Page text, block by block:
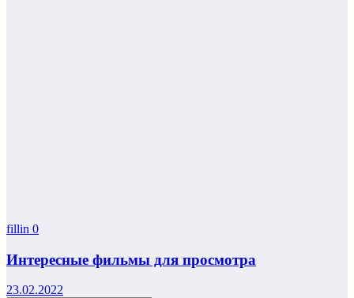
fillin 0
Интересные фильмы для просмотра
23.02.2022